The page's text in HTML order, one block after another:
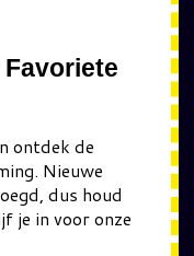
ontdek de
Nieuwe
dus houd
je in voor onze